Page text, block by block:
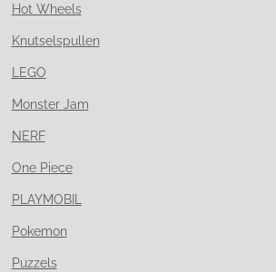
Hot Wheels
Knutselspullen
LEGO
Monster Jam
NERF
One Piece
PLAYMOBIL
Pokemon
Puzzels